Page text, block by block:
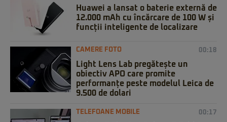
Huawei a lansat o baterie externă de
12.000 mAh cu încărcare de 100 W și
funcții inteligente de localizare
CAMERE FOTO 00:18
Light Lens Lab pregătește un
obiectiv APO care promite
performanțe peste modelul Leica de
9.500 de dolari
TELEFOANE MOBILE 00:17